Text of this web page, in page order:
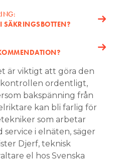
uttrycka oss tydligare
se över vår
MAN JOBBAR MED
SÄKRINGSBOTTEN?
är viktigt att göra den
kontrollen ordentligt,
bakspänning från
kan bli farlig för
som arbetar
service i elnäten, säger
Djerf, teknisk
el hos Svenska